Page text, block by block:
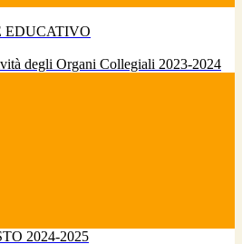
EDUCATIVO
degli Organi Collegiali 2023-2024
2024-2025